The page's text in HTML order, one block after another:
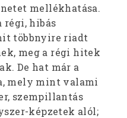
mellékhatása.
régi, hibás
többnyire riadt
meg a régi hitek
De hat már a
mely mint valami
szempillantás
képzetek alól;